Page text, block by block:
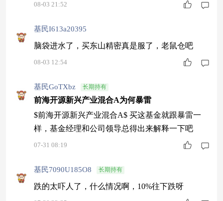
08-03 21:52
基民I613a20395
脑袋进水了，买东山精密真是服了，老鼠仓吧
08-03 12:54
基民GoTXbz 长期持有
前海开源新兴产业混合A为何暴雷
$前海开源新兴产业混合A$ 买这基金就跟暴雷一
样，基金经理和公司领导总得出来解释一下吧
07-31 08:19
基民7090U185O8 长期持有
跌的太吓人了，什么情况啊，10%往下跌呀